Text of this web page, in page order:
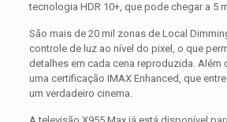
tecnologia HDR 10+, que pode chegar a 5
São mais de 20 mil zonas de Local
controle de luz ao nível do pixel, o que
detalhes em cada cena reproduzida. Além
uma certificação IMAX Enhanced, que
um verdadeiro cinema.